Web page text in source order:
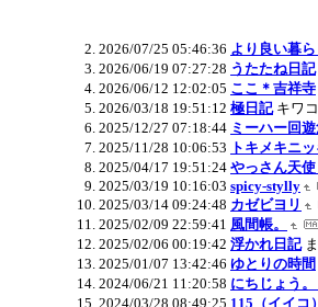
2026/07/25 05:46:36 より良い暮ら
2026/06/19 07:27:28 うたたね日記
2026/06/12 12:02:05 ここ＊吉祥寺
2026/03/18 19:51:12 極日記 キワ
2025/12/27 07:18:44 ミーハー回
2025/11/28 10:06:53 トキメキニ
2025/04/17 19:51:24 やっさん天使
2025/03/19 10:16:03 spicy-stylly
2025/03/14 09:24:48 カゼビヨリ
2025/02/09 22:59:41 風間帳。
2025/02/06 00:19:42 浮かれ日記
2025/01/07 13:42:46 ゆとりの時間
2024/06/21 11:20:58 にちじょう。
2024/03/28 08:49:25 115（イイコ）